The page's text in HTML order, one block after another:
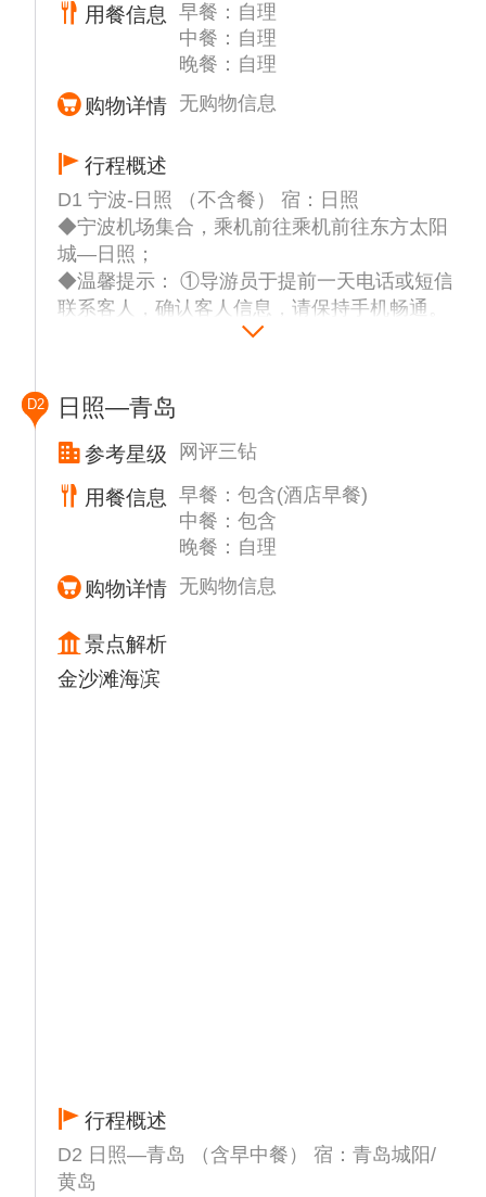
用餐信息
早餐：自理
中餐：自理
晚餐：自理
购物详情 无购物信息
行程概述
D1 宁波-日照 （不含餐） 宿：日照
◆宁波机场集合，乘机前往乘机前往东方太阳
城—日照；
◆温馨提示： ①导游员于提前一天电话或短信
联系客人，确认客人信息，请保持手机畅通。
②家中出发前请确认好有效身份证原件，核对
品，保温杯，常备药品等私人用品。
◆抵达后专车接团；开始游览大美日照；
◆游览【海滨国家森林公园】（游览时间约90
分钟）森林公园依山傍海，林海相依，森林覆
盖率78 %，园内动植物繁多，公园依山傍
海，林海相映，绿树成荫，鸟语花香，堪称绿
色氧吧，海水洁净，浪缓滩阔，沙质细腻，回
归自然，漫步黑松林中,享受天然氧吧，拥抱
大海。可参加双人骑自行车、沙滩车、马车、
空中飞伞等众多自费游乐项目。被专家誉
为“中国沿海仅存未被污染的黄金海岸”，丁肇
D2 日照—青岛
参考星级 网评三钻
用餐信息
早餐：包含(酒店早餐)
中餐：包含
晚餐：自理
购物详情 无购物信息
景点解析
金沙滩海滨
行程概述
D2 日照—青岛 （含早中餐） 宿：青岛城阳/
黄岛